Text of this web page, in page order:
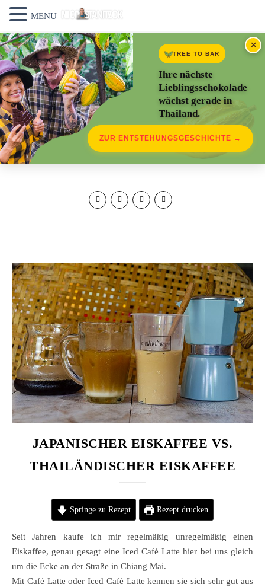
JAPANISCHER EISKAFFEE VS.
THAILÄNDISCHER EISKAFFEE
Springe zu Rezept Rezept drucken
Seit Jahren kaufe ich mir regelmäßig unregelmäßig einen
Eiskaffee, genau gesagt eine Iced Café Latte hier bei uns gleich
um die Ecke an der Straße in Chiang Mai.
Mit Café Latte oder Iced Café Latte kennen sie sich sehr gut aus
×
TREE TO BAR
Ihre nächste
Lieblingsschokolade
wächst gerade in
Thailand.
ZUR ENTSTEHUNGSGESCHICHTE →
MENU